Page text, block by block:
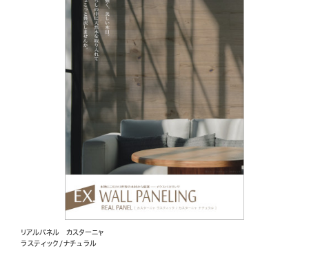
リアルパネル カスターニャ
ラスティック/ナチュラル